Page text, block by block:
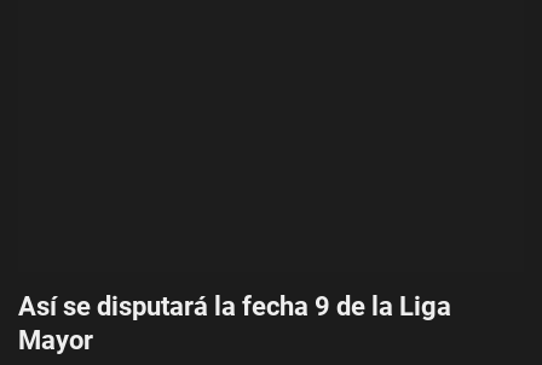
Así se disputará la fecha 9 de la Liga
Mayor